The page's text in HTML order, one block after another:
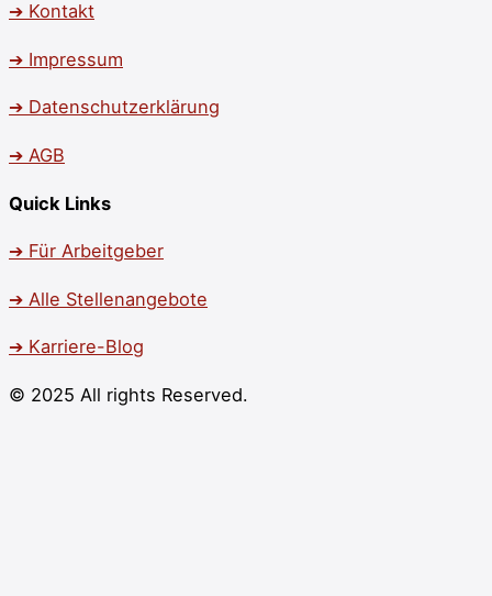
➔ Kontakt
➔ Impressum
➔ Datenschutzerklärung
➔ AGB
Quick Links
➔ Für Arbeitgeber
➔ Alle Stellenangebote
➔ Karriere-Blog
© 2025 All rights Reserved.